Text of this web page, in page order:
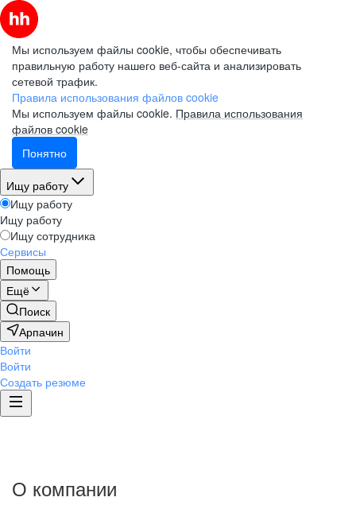
Мы используем файлы cookie, чтобы обеспечивать
правильную работу нашего веб-сайта и анализировать
сетевой трафик.
Правила использования файлов cookie
Мы используем файлы cookie. Правила использования
файлов cookie
Понятно
Ищу работу
Ищу работу
Ищу работу
Ищу сотрудника
Сервисы
Помощь
Ещё
Поиск
Арпачин
Войти
Войти
Создать резюме
О компании